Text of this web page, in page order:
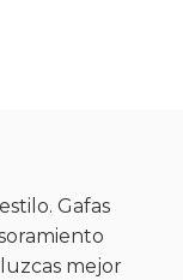
Gafas
mejor